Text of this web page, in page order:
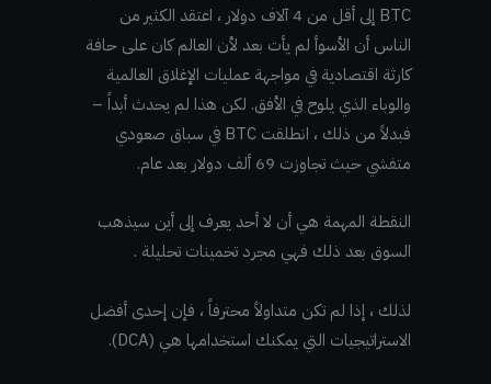
BTC إلى أقل من 4 آلاف دولار ، اعتقد الكثير من
الناس أن الأسوأ لم يأت بعد لأن العالم كان على حافة
كارثة اقتصادية في مواجهة عمليات الإغلاق العالمية
والوباء الذي يلوح في الأفق. لكن هذا لم يحدث أبداً –
فبدلاً من ذلك ، انطلقت BTC في سباق صعودي
متفشي حيث تجاوزت 69 ألف دولار بعد عام.
النقطة المهمة هي أن لا أحد يعرف إلى أين سيذهب
السوق بعد ذلك فهي مجرد تخمينات تحليلة .
لذلك ، إذا لم تكن متداولاً محترفاً ، فإن إحدى أفضل
الاستراتيجيات التي يمكنك استخدامها هي (DCA).